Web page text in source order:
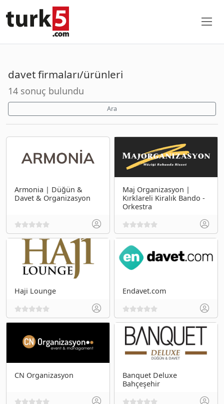
davet firmaları/ürünleri
14 sonuç bulundu
Ara
Armonia | Düğün &
Davet & Organizasyon
Maj Organizasyon |
Kırklareli Kiralık Bando -
Orkestra
Haji Lounge Endavet.com
CN Organizasyon
Banquet Deluxe
Bahçeşehir